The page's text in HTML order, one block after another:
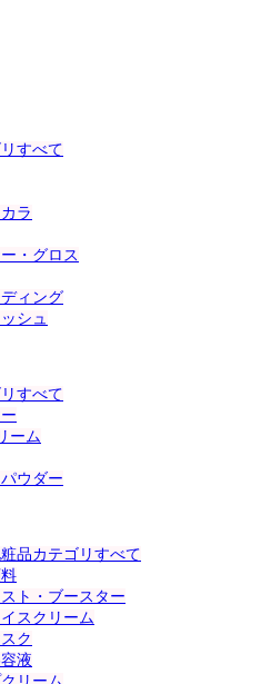
すべて
ラ
・グロス
ィング
シュ
すべて
ーム
ウダー
品カテゴリすべて
ト・ブースター
スクリーム
ク
液